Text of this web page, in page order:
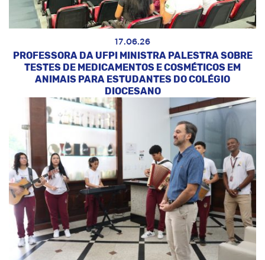
17.06.26
PROFESSORA DA UFPI MINISTRA PALESTRA SOBRE
TESTES DE MEDICAMENTOS E COSMÉTICOS EM
ANIMAIS PARA ESTUDANTES DO COLÉGIO
DIOCESANO